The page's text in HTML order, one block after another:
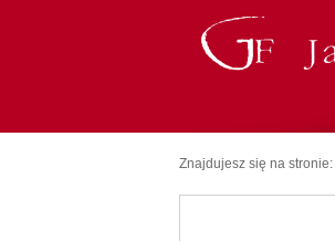
Znajdujesz się na stronie: